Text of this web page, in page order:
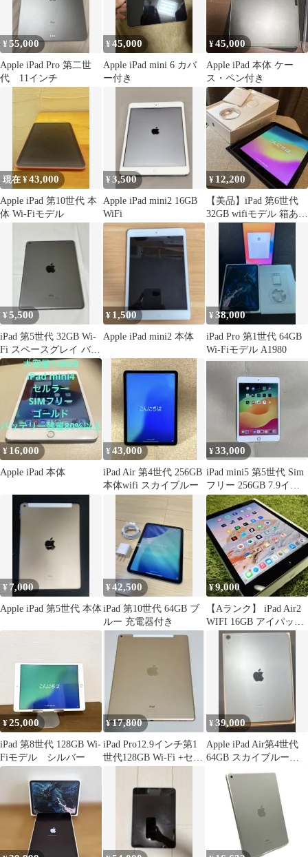
¥55,000
Apple iPad Pro 第二世
代 11インチ
¥45,000
Apple iPad mini 6 カバ
ー付き
¥45,000
Apple iPad 本体 ケー
ス・ペン付き
現在 ¥43,000
Apple iPad 第10世代 本
体 Wi-Fiモデル
¥3,500
Apple iPad mini2 16GB
WiFi
¥ 12,200
【美品】iPad 第6世代
32GB wifiモデル 箱あり
ケース付き
¥5,500
iPad 第5世代 32GB Wi-
Fi スペースグレイ バッ
テリー80%
¥ 1,500
Apple iPad mini2 本体
¥38,000
iPad Pro 第1世代 64GB
Wi-Fiモデル A1980
¥ 16,000
Apple iPad 本体
¥43,000
iPad Air 第4世代 256GB
本体wifi スカイブルー
¥33,000
iPad mini5 第5世代 Sim
フリー 256GB 7.9イン
チ シルバー
¥ 7,000
Apple iPad 第5世代 本体
¥42,500
iPad 第10世代 64GB ブ
ルー 充電器付き
¥9,000
【Aランク】 iPad Air2
WIFI 16GB アイパッド
エア 2世代
¥25,000
iPad 第8世代 128GB Wi-
Fiモデル シルバー
¥17,800
iPad Pro12.9インチ第1
世代128GB Wi-Fi +セル
¥39,000
Apple iPad Air第4世代
64GB スカイブルー
箱付き 備品なし